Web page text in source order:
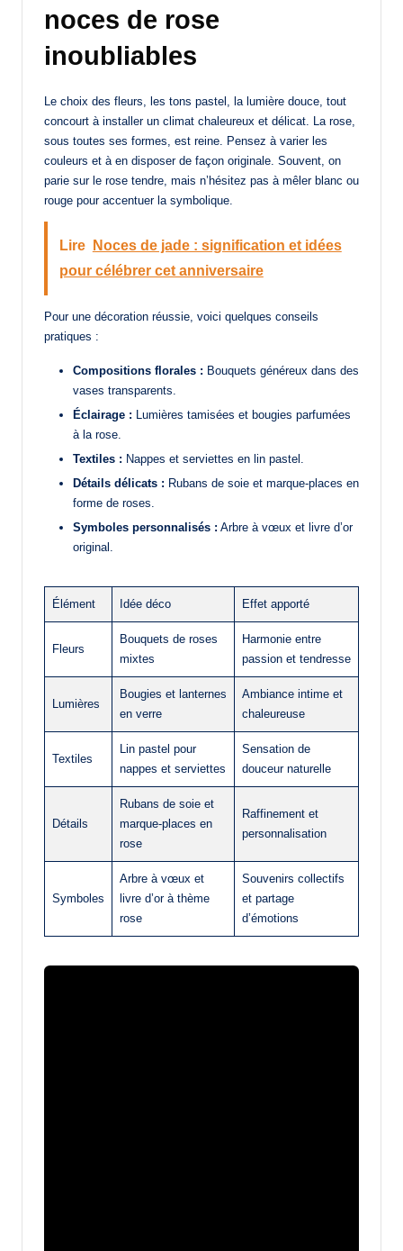
noces de rose
inoubliables
Le choix des fleurs, les tons pastel, la lumière douce, tout
concourt à installer un climat chaleureux et délicat. La rose,
sous toutes ses formes, est reine. Pensez à varier les
couleurs et à en disposer de façon originale. Souvent, on
parie sur le rose tendre, mais n’hésitez pas à mêler blanc ou
rouge pour accentuer la symbolique.
Lire
Noces de jade : signification et idées
pour célébrer cet anniversaire
Pour une décoration réussie, voici quelques conseils
pratiques :
Compositions florales : Bouquets généreux dans des
vases transparents.
Éclairage : Lumières tamisées et bougies parfumées
à la rose.
Textiles : Nappes et serviettes en lin pastel.
Détails délicats : Rubans de soie et marque-places en
forme de roses.
Symboles personnalisés : Arbre à vœux et livre d’or
original.
Élément Idée déco Effet apporté
Fleurs
Bouquets de roses
mixtes
Harmonie entre
passion et tendresse
Lumières
Bougies et lanternes
en verre
Ambiance intime et
chaleureuse
Textiles
Lin pastel pour
nappes et serviettes
Sensation de
douceur naturelle
Détails
Rubans de soie et
marque-places en
rose
Raffinement et
personnalisation
Symboles
Arbre à vœux et
livre d’or à thème
rose
Souvenirs collectifs
et partage
d’émotions